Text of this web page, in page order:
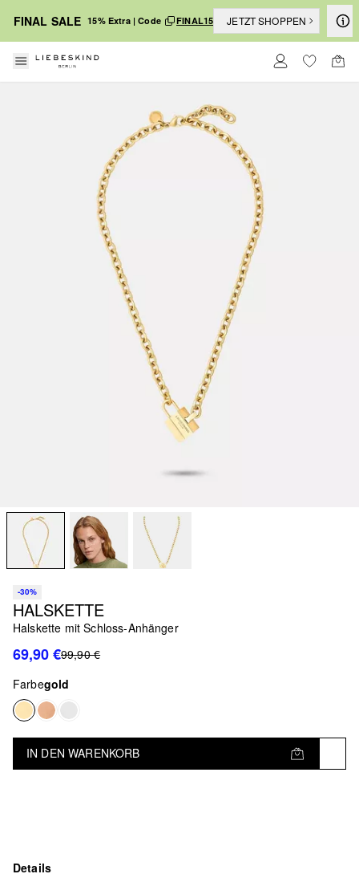
FINAL SALE 15% Extra | Code FINAL15 JETZT SHOPPEN
-30%
HALSKETTE
Halskette mit Schloss-Anhänger
69,90 €99,90 €
Farbegold
IN DEN WARENKORB
Details